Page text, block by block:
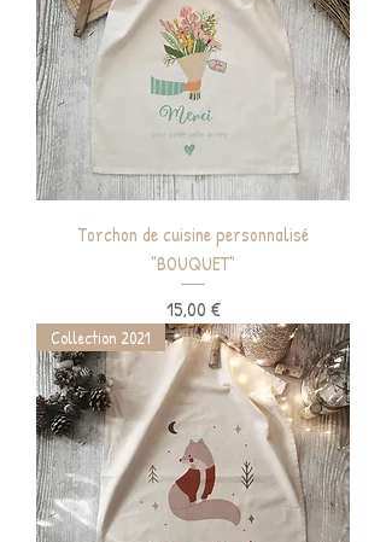
Torchon de cuisine personnalisé
"BOUQUET"
Prix
15,00 €
Collection 2021